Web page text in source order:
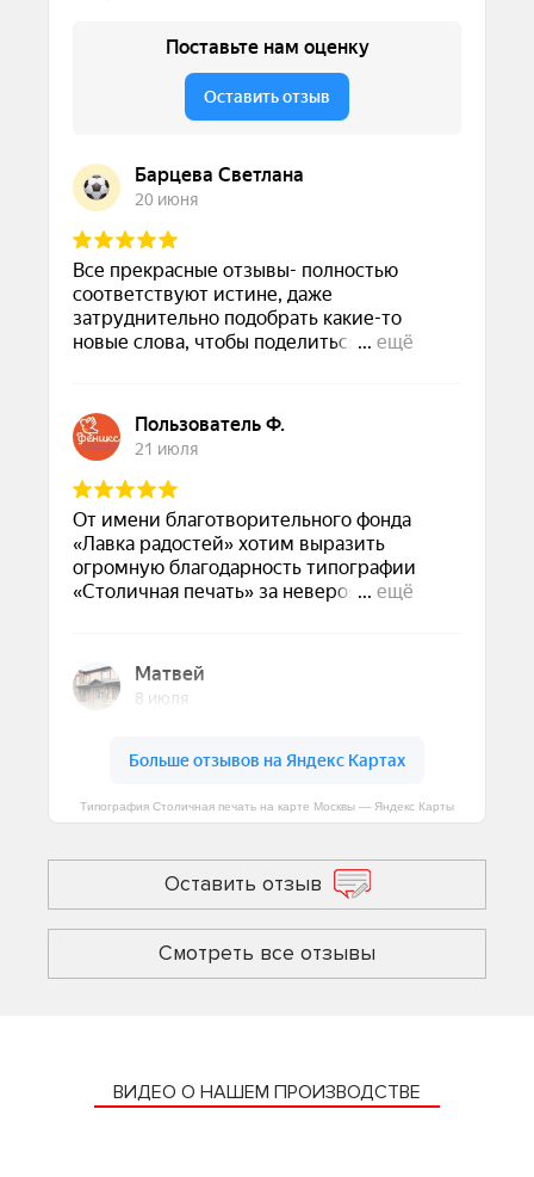
Типография Столичная печать на карте Москвы — Яндекс Карты
Оставить отзыв
Смотреть все отзывы
ВИДЕО О НАШЕМ ПРОИЗВОДСТВЕ